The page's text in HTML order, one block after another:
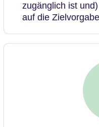
zugänglich ist
auf die